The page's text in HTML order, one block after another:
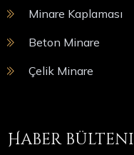
Minare Kaplaması
Beton Minare
Çelik Minare
Haber bülteni